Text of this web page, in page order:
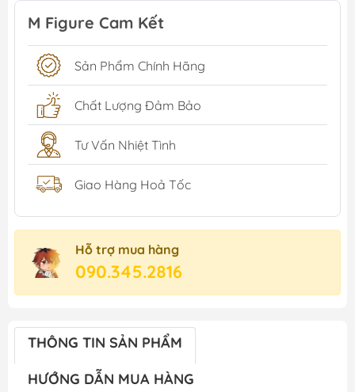
M Figure Cam Kết
Sản Phẩm Chính Hãng
Chất Lượng Đảm Bảo
Tư Vấn Nhiệt Tình
Giao Hàng Hoả Tốc
Hỗ trợ mua hàng
090.345.2816
THÔNG TIN SẢN PHẨM
HƯỚNG DẪN MUA HÀNG